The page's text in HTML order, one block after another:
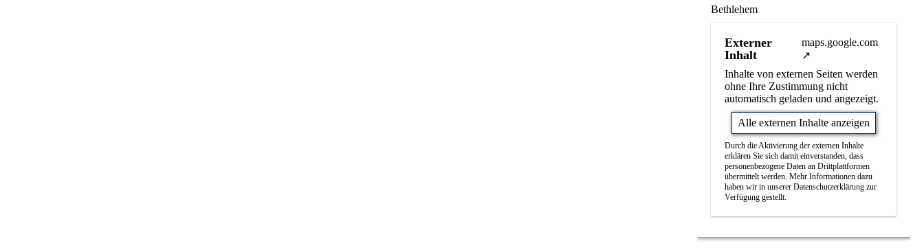
Bethlehem
Externer
Inhalt
maps.google.com
Inhalte von externen Seiten werden
ohne Ihre Zustimmung nicht
automatisch geladen und angezeigt.
Alle externen Inhalte anzeigen
Durch die Aktivierung der externen Inhalte
erklären Sie sich damit einverstanden, dass
personenbezogene Daten an Drittplattformen
übermittelt werden. Mehr Informationen dazu
haben wir in unserer Datenschutzerklärung zur
Verfügung gestellt.